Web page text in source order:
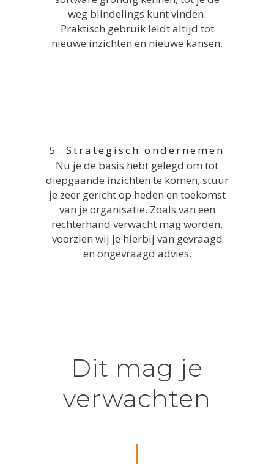
weg blindelings kunt vinden.
Praktisch gebruik leidt altijd tot
nieuwe inzichten en nieuwe kansen.
5. Strategisch ondernemen
Nu je de basis hebt gelegd om tot
diepgaande inzichten te komen, stuur
je zeer gericht op heden en toekomst
van je organisatie. Zoals van een
rechterhand verwacht mag worden,
voorzien wij je hierbij van gevraagd
en ongevraagd advies.
Dit mag je
verwachten